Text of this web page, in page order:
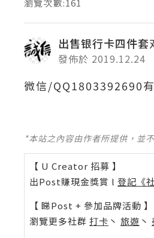
瀏覽次數:161
出售银行卡四件套
發佈於 2019.12.24
微信/QQ1803392690
*本站之內容由作者所提供，並
【 U Creator 招募 】
出Post賺現金獎賞 l 登記《
【 睇Post + 參加品牌活動 】
瀏覽更多社群 打卡 丶 旅遊 丶